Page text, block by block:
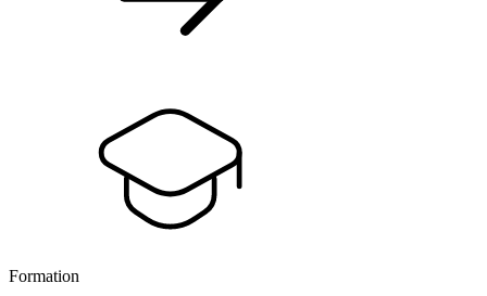
Formation